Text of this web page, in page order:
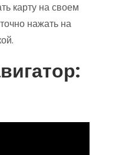
карту на своем
нажать на